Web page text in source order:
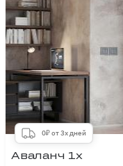
0₽ от 3х дней
Аваланч 1х